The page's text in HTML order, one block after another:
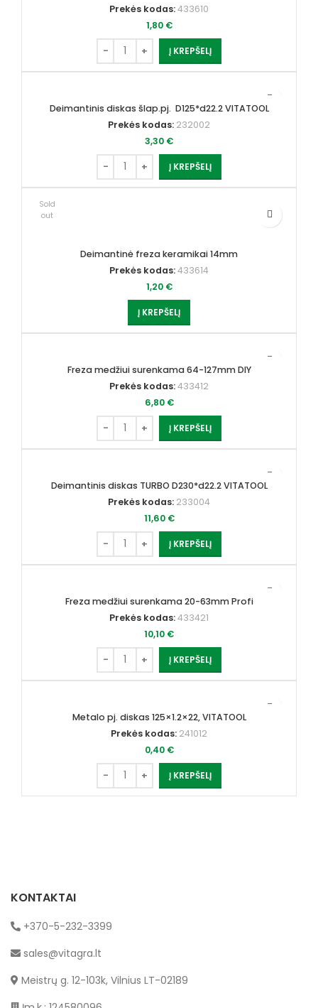
Prekės kodas:433610
1,80 €
Į KREPŠELĮ
Deimantinis diskas šlap.pj. D125*d22.2 VITATOOL
Prekės kodas: 232002
3,30 €
Į KREPŠELĮ
Sold
out
Deimantinė freza keramikai 14mm
Prekės kodas:433614
1,20 €
Į KREPŠELĮ
Freza medžiui surenkama 64-127mm DIY
Prekės kodas:433412
6,80 €
Į KREPŠELĮ
Deimantinis diskas TURBO D230*d22.2 VITATOOL
Prekės kodas: 233004
11,60 €
Į KREPŠELĮ
Freza medžiui surenkama 20-63mm Profi
Prekės kodas:433421
10,10 €
Į KREPŠELĮ
Metalo pj. diskas 125×1.2×22, VITATOOL
Prekės kodas: 241012
0,40 €
Į KREPŠELĮ
KONTAKTAI
+370-5-232-3399
sales@vitagra.lt
Meistrų g. 12-103k, Vilnius LT-02189